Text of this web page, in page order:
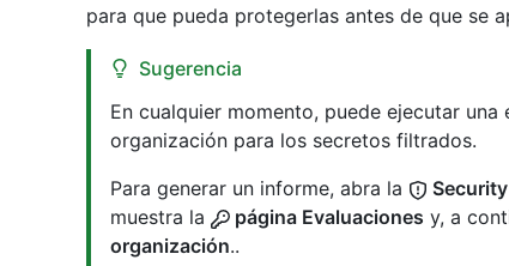
para que pueda protegerlas antes de que se
Sugerencia
En cualquier momento, puede ejecutar
organización para los secretos filtrados.
Para generar un informe, abra la
muestra la
página Evaluaciones y, a
organización..